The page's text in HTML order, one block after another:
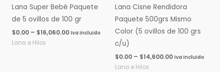
Lana Super Bebé Paquete
de 5 ovillos de 100 gr
$0.00 – $16,060.00 Iva Incluido
Lana e Hilos
Lana Cisne Rendidora
Paquete 500grs Mismo
Color (5 ovillos de 100 grs
c/u)
$0.00 – $14,600.00 Iva Incluido
Lana e Hilos